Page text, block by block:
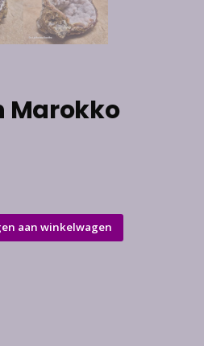
Marokko
aan winkelwagen